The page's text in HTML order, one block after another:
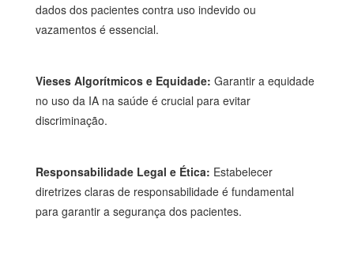
dados dos pacientes contra uso indevido ou
vazamentos é essencial.
Vieses Algorítmicos e Equidade: Garantir a equidade
no uso da IA na saúde é crucial para evitar
discriminação.
Responsabilidade Legal e Ética: Estabelecer
diretrizes claras de responsabilidade é fundamental
para garantir a segurança dos pacientes.